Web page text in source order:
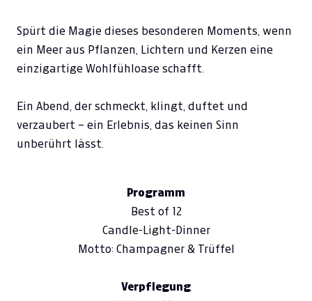
Spürt die Magie dieses besonderen Moments, wenn
ein Meer aus Pflanzen, Lichtern und Kerzen eine
einzigartige Wohlfühloase schafft.
Ein Abend, der schmeckt, klingt, duftet und
verzaubert – ein Erlebnis, das keinen Sinn
unberührt lässt.
Programm
Best of 12
Candle-Light-Dinner
Motto: Champagner & Trüffel
Verpflegung